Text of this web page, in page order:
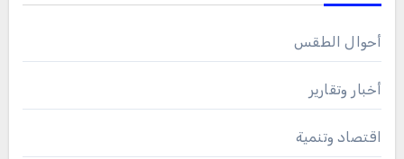
أحوال الطقس
أخبار وتقارير
اقتصاد وتنمية